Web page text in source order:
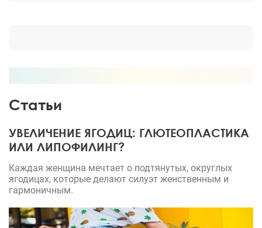
Статьи
УВЕЛИЧЕНИЕ ЯГОДИЦ: ГЛЮТЕОПЛАСТИКА
ИЛИ ЛИПОФИЛИНГ?
Каждая женщина мечтает о подтянутых, округлых
ягодицах, которые делают силуэт женственным и
гармоничным.